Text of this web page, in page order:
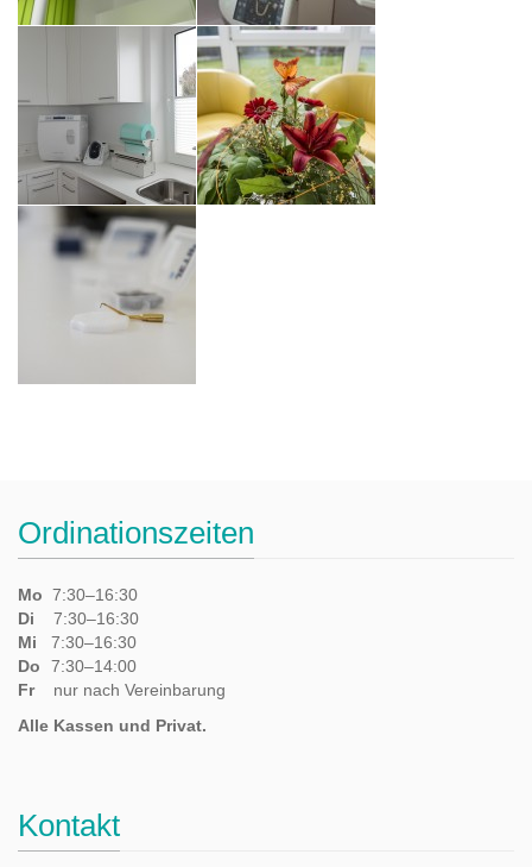
Ordinationszeiten
Mo 7:30–16:30
Di 7:30–16:30
Mi
7:30–16:30
Do
7:30–14:00
Frnur nach Vereinbarung
Alle Kassen und Privat.
Kontakt